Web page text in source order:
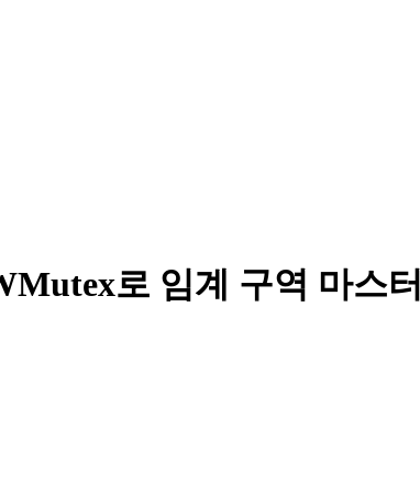
로 임계 구역 마스